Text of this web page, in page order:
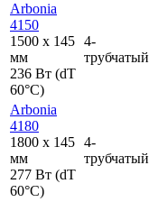
Arbonia
4150
1500 x 145
мм
236 Вт (dT
60°C)
4-
трубчатый
Arbonia
4180
1800 x 145
мм
277 Вт (dT
60°C)
4-
трубчатый